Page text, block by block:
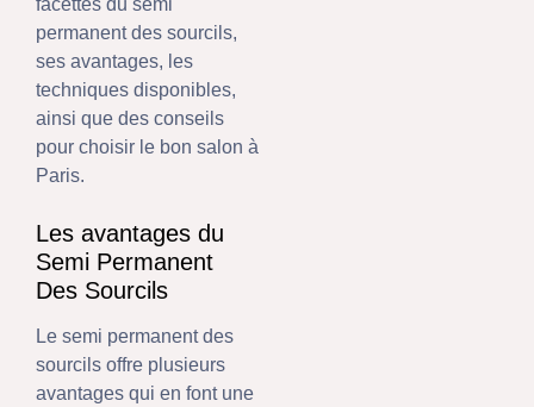
facettes du semi
permanent des sourcils,
ses avantages, les
techniques disponibles,
ainsi que des conseils
pour choisir le bon salon à
Paris.
Les avantages du
Semi Permanent
Des Sourcils
Le semi permanent des
sourcils offre plusieurs
avantages qui en font une